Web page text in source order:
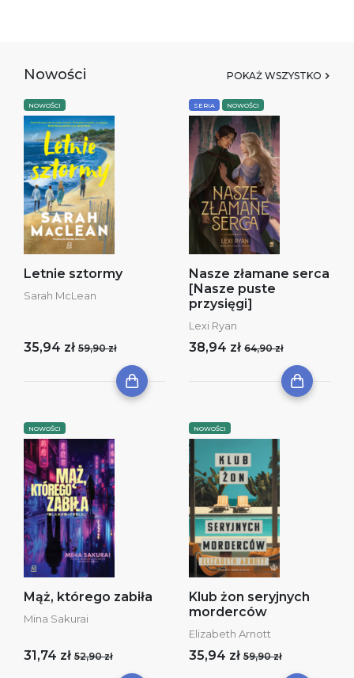
Nowości POKAŻ WSZYSTKO
NOWOŚCI
Letnie sztormy
Sarah McLean
35,94 zł 59,90 zł
SERIA NOWOŚCI
Nasze złamane serca
[Nasze puste
przysięgi]
Lexi Ryan
38,94 zł 64,90 zł
NOWOŚCI
Mąż, którego zabiła
Mina Sakurai
31,74 zł 52,90 zł
NOWOŚCI
Klub żon seryjnych
morderców
Elizabeth Arnott
35,94 zł 59,90 zł